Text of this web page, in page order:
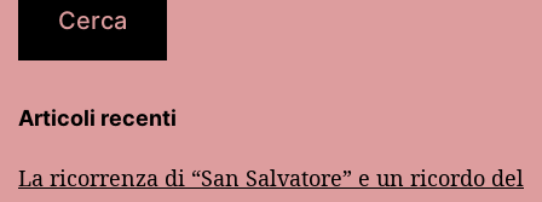
Articoli recenti
La ricorrenza di “San Salvatore” e un ricordo del